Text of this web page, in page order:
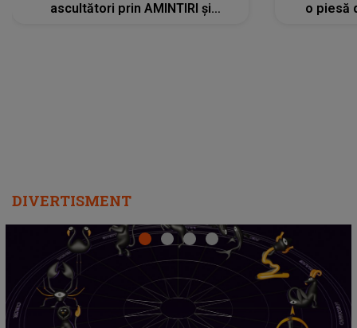
ascultători prin AMINTIRI și
o piesă
DIVERTISMENT